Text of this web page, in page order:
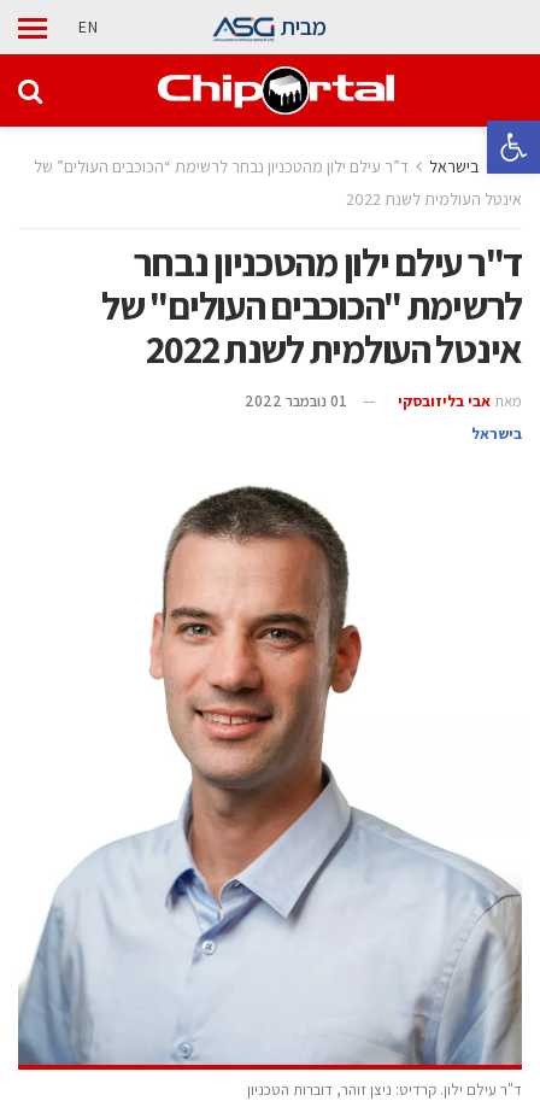
פתח סרגל נגישות
מבית EN
בית בישראל
ד”ר עילם ילון מהטכניון נבחר לרשימת “הכוכבים העולים” של
אינטל העולמית לשנת 2022
ד"ר עילם ילון מהטכניון נבחר
לרשימת "הכוכבים העולים" של
אינטל העולמית לשנת 2022
מאת אבי בליזובסקי
01 נובמבר 2022
בישראל
ד"ר עילם ילון. קרדיט: ניצן זוהר, דוברות הטכניון